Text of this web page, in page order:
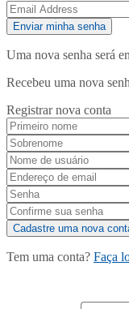
Uma nova senha será
Recebeu uma nova
Registrar nova conta
Tem uma conta? Faça